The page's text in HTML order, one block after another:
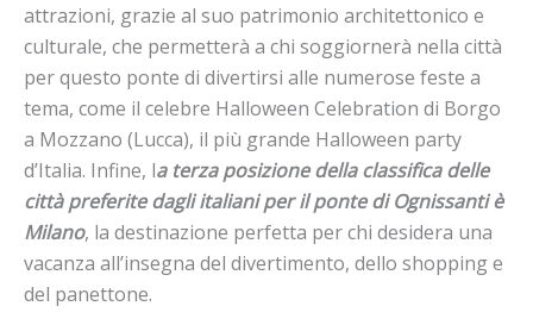
attrazioni, grazie al suo patrimonio architettonico e
culturale, che permetterà a chi soggiornerà nella città
per questo ponte di divertirsi alle numerose feste a
tema, come il celebre Halloween Celebration di Borgo
a Mozzano (Lucca), il più grande Halloween party
d’Italia. Infine, la terza posizione della classifica delle
città preferite dagli italiani per il ponte di Ognissanti è
Milano, la destinazione perfetta per chi desidera una
vacanza all’insegna del divertimento, dello shopping e
del panettone.